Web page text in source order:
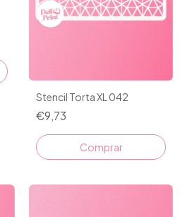
Stencil Torta XL 042
€9,73